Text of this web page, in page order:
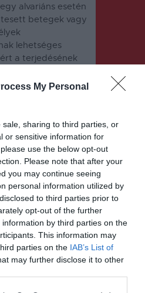
My Personal
sharing to third parties, or
or sensitive information for
use the below opt-out
Please note that after your
you may continue seeing
personal information utilized by
to third parties prior to
opt-out of the further
by third parties on the
This information may
parties on the IAB’s List of
may further disclose it to other
alvariáns esetén
betegek vagy
lehetséges
a terjedésének
kutató.
adatbázisba.
KÖVETKEZŐ
BEJEGYZÉS
A
á tévő